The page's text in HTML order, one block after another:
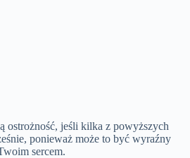
ostrożność, jeśli kilka z powyższych
ponieważ może to być wyraźny
sercem.